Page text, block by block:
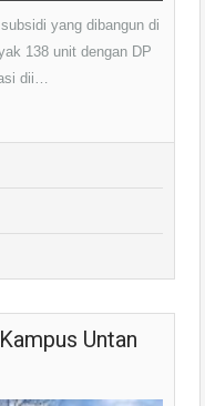
yang dibangun di
138 unit dengan DP
dii…
Untan